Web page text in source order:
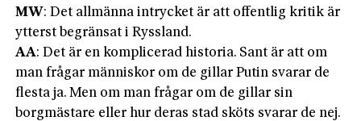
MW: Det allmänna intrycket är att offentlig kritik är
ytterst begränsat i Ryssland.
AA: Det är en komplicerad historia. Sant är att om
man frågar människor om de gillar Putin svarar de
flesta ja. Men om man frågar om de gillar sin
borgmästare eller hur deras stad sköts svarar de nej.